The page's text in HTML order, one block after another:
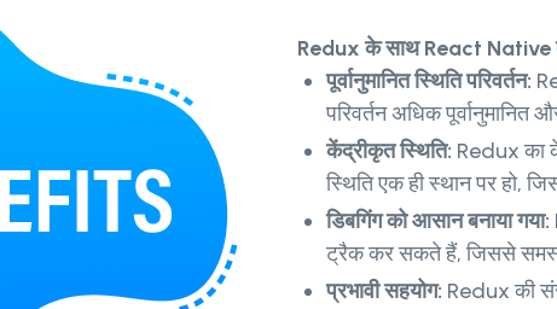
Redux के साथ React Native
पूर्वानुमानित स्थिति परिवर्तन:
परिवर्तन अधिक
केंद्रीकृत स्थिति: Redux का
स्थिति एक ही स्थान पर हो,
डिबगिंग को आसान बनाया गया:
ट्रैक कर सकते हैं, जिससे
प्रभावी सहयोग: Redux की